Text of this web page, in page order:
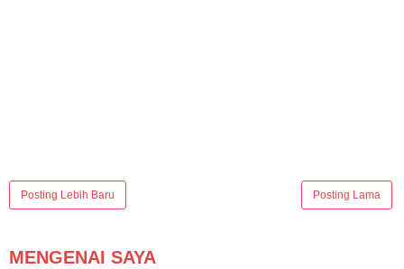
Posting Lebih Baru Posting Lama
MENGENAI SAYA